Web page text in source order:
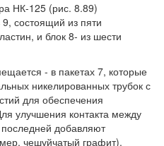
НК-125 (рис. 8.89)
состоящий из пяти
и блок 8- из шести
- в пакетах 7, которые
никелированных трубок с
для обеспечения
улучшения контакта между
добавляют
чешуйчатый графит).